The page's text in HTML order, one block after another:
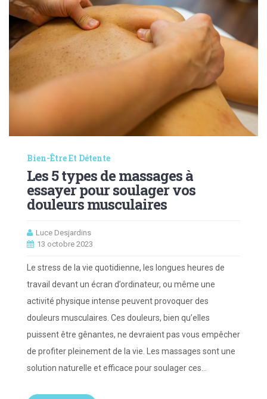
Bien-Être Et Détente
Les 5 types de massages à
essayer pour soulager vos
douleurs musculaires
Luce Desjardins
13 octobre 2023
Le stress de la vie quotidienne, les longues heures de
travail devant un écran d’ordinateur, ou même une
activité physique intense peuvent provoquer des
douleurs musculaires. Ces douleurs, bien qu’elles
puissent être gênantes, ne devraient pas vous empêcher
de profiter pleinement de la vie. Les massages sont une
solution naturelle et efficace pour soulager ces…